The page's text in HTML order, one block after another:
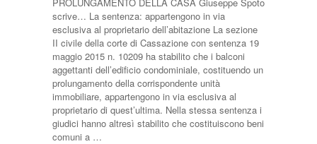
scrive… La sentenza: appartengono in via
esclusiva al proprietario dell’abitazione La sezione
II civile della corte di Cassazione con sentenza 19
maggio 2015 n. 10209 ha stabilito che i balconi
aggettanti dell’edificio condominiale, costituendo un
prolungamento della corrispondente unità
immobiliare, appartengono in via esclusiva al
proprietario di quest’ultima. Nella stessa sentenza i
giudici hanno altresì stabilito che costituiscono beni
comuni a …